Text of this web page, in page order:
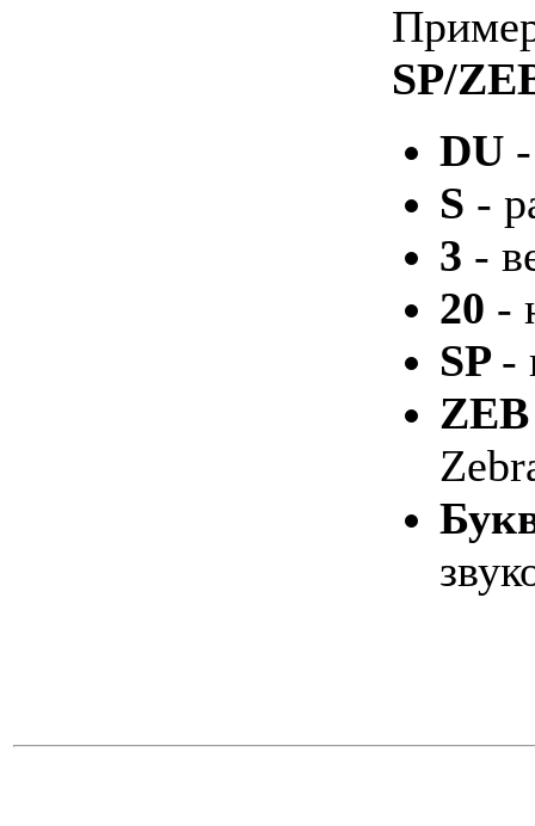
SP/
DU
S -
3 -
20 -
SP -
ZEB